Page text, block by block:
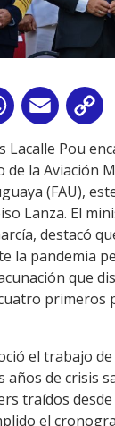
WhatsApp
Email
Lacalle Pou
de la Aviación
(FAU),
Lanza. El
destacó
la pandemia
que
primeros
el trabajo de
años de crisis
traídos
el